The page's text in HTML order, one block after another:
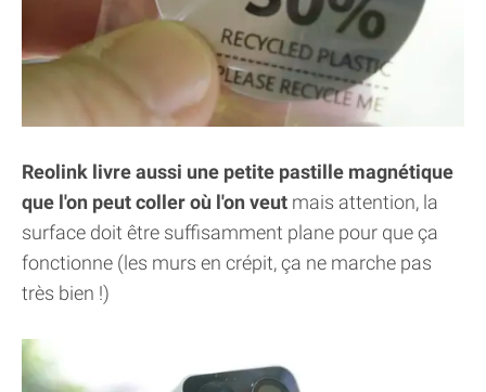
Reolink livre aussi une petite pastille magnétique
que l'on peut coller où l'on veut mais attention, la
surface doit être suffisamment plane pour que ça
fonctionne (les murs en crépit, ça ne marche pas
très bien !)